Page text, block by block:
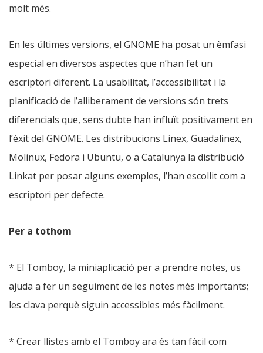
molt més.
En les últimes versions, el GNOME ha posat un èmfasi
especial en diversos aspectes que n’han fet un
escriptori diferent. La usabilitat, l’accessibilitat i la
planificació de l’alliberament de versions són trets
diferencials que, sens dubte han influït positivament en
l’èxit del GNOME. Les distribucions Linex, Guadalinex,
Molinux, Fedora i Ubuntu, o a Catalunya la distribució
Linkat per posar alguns exemples, l’han escollit com a
escriptori per defecte.
Per a tothom
* El Tomboy, la miniaplicació per a prendre notes, us
ajuda a fer un seguiment de les notes més importants;
les clava perquè siguin accessibles més fàcilment.
* Crear llistes amb el Tomboy ara és tan fàcil com